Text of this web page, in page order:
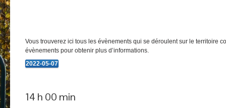
Vous trouverez ici tous les évènements qui se déroulent sur le territoire
évènements pour obtenir plus d’informations.
Évènements
7
2022-05-07
14 h 00 min